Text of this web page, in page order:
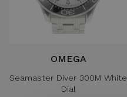
OMEGA
Seamaster Diver 300M White
Dial